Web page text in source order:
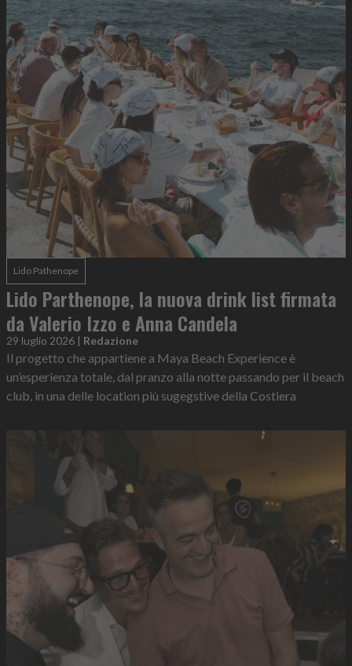
Lido Pathenope
Lido Parthenope, la nuova drink list firmata
da Valerio Izzo e Anna Candela
29 luglio 2026 Redazione
Il progetto che appartiene a Maya Beach Experience è
un’esperienza totale, dal pranzo alla notte passando per il beach
club, in una delle location più sugegstive della Costiera